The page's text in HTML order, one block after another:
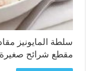
سلطة المايونيز
مقطع شرائح